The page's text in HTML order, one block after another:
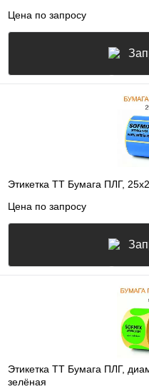
Цена по запросу
Этикетка ТТ Бумага ПЛГ,
Цена по запросу
Этикетка ТТ Бумага ПЛГ,
зелёная